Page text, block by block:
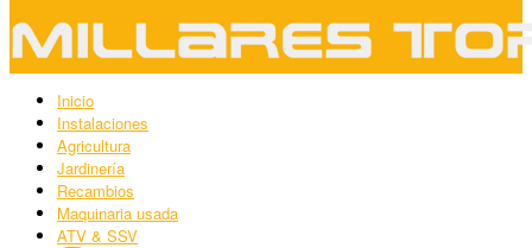
Inicio
Instalaciones
Agricultura
Jardinería
Recambios
Maquinaria usada
ATV & SSV